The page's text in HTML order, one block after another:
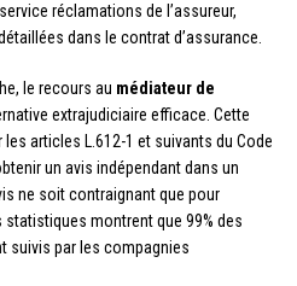
réclamations de l’assureur,
dans le contrat d’assurance.
le recours au médiateur de
extrajudiciaire efficace. Cette
articles L.612-1 et suivants du Code
un avis indépendant dans un
ne soit contraignant que pour
statistiques montrent que 99% des
suivis par les compagnies